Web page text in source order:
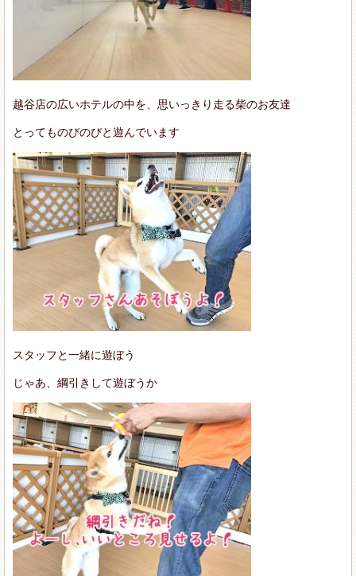
越谷店の広いホテルの中を、思いっきり走る柴のお友達
とってものびのびと遊んでいます
スタッフと一緒に遊ぼう
じゃあ、綱引きして遊ぼうか